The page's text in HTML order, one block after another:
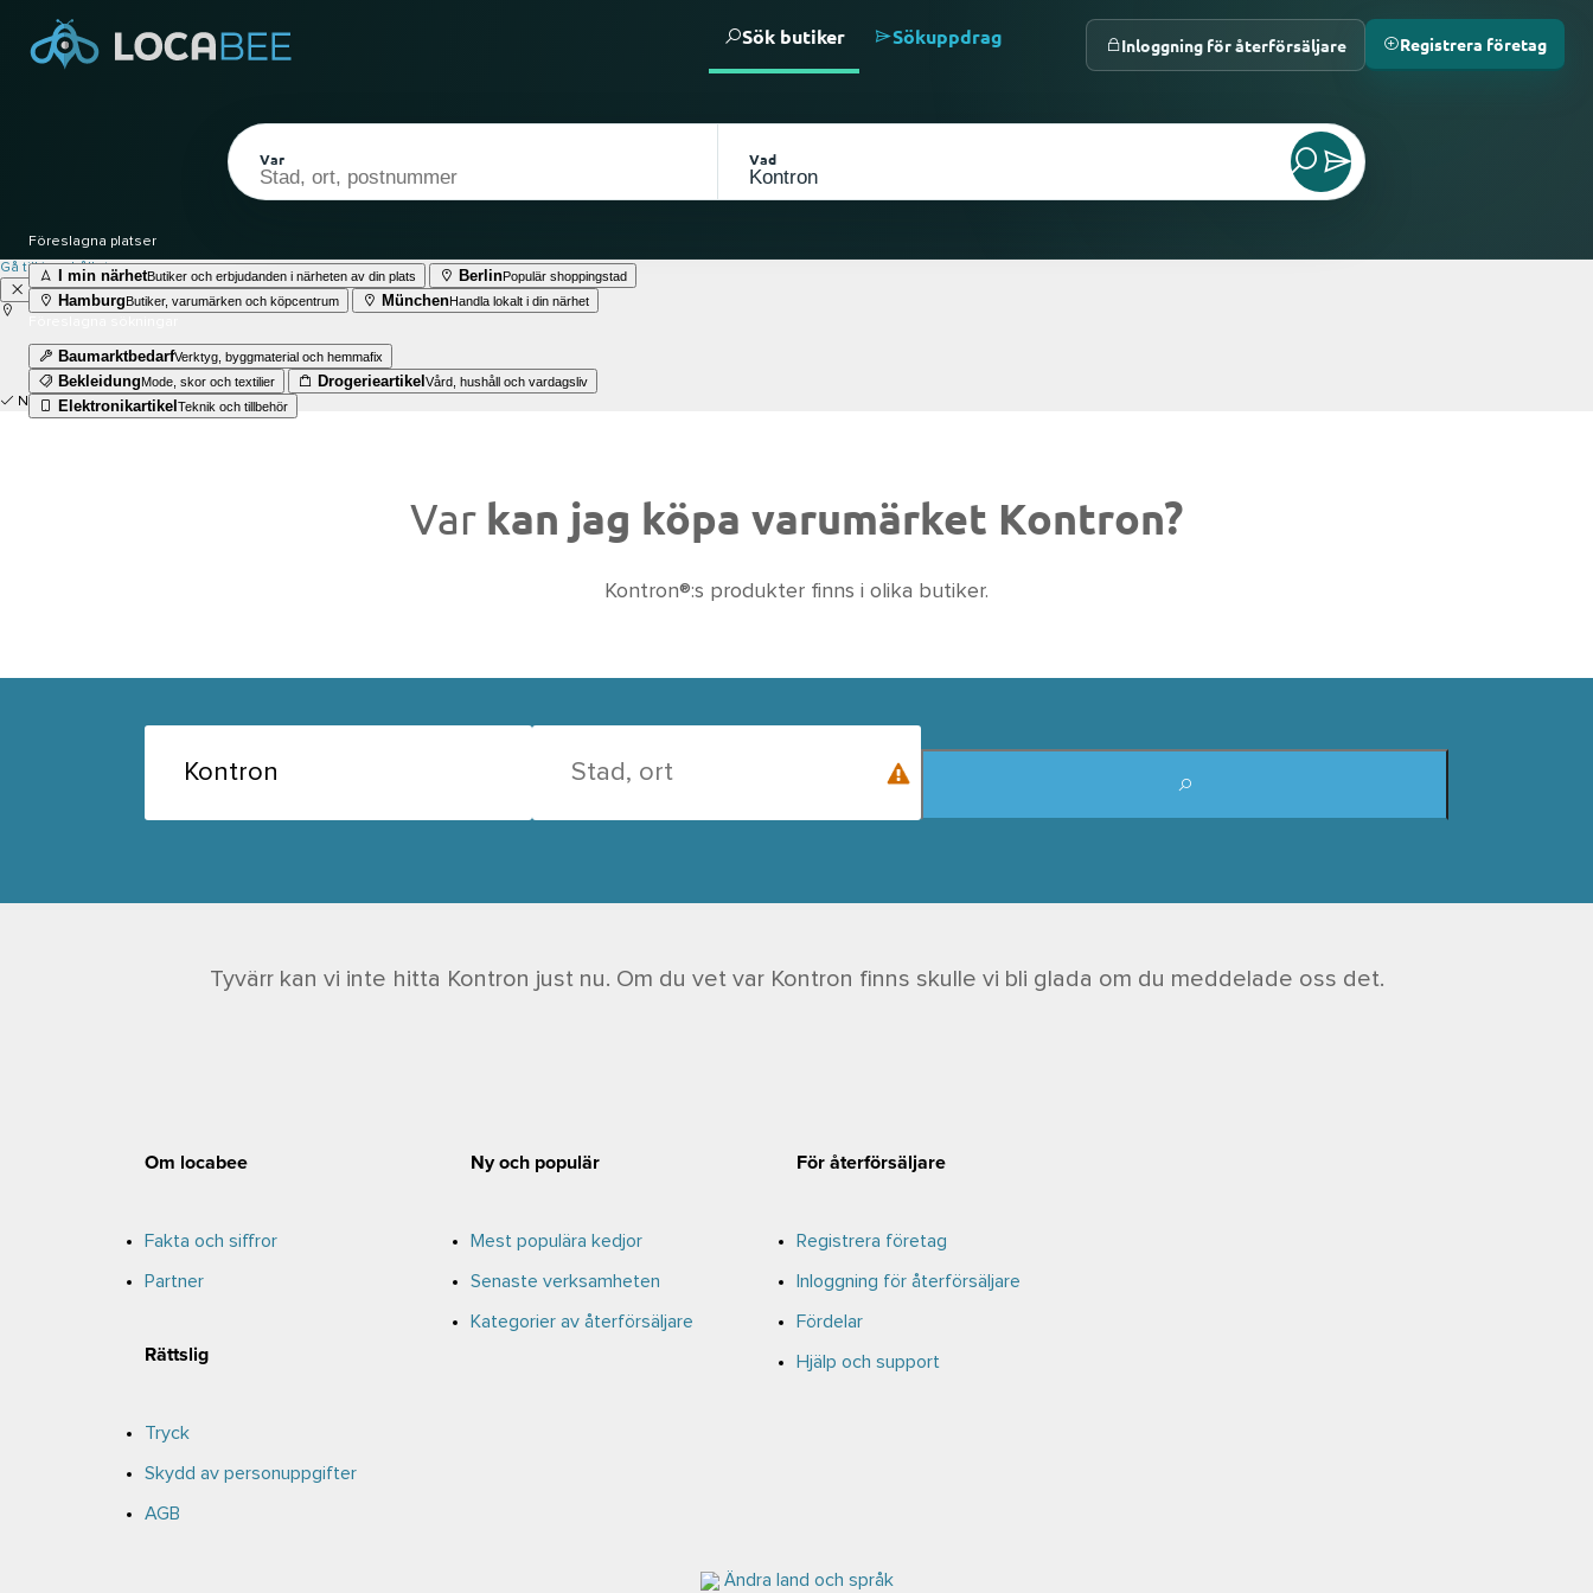
Gå till innehållet
Sök butiker Sökuppdrag
Var Vad
Föreslagna platser
I min närhetButiker och erbjudanden i närheten av din plats BerlinPopulär shoppingstad
HamburgButiker, varumärken och köpcentrum MünchenHandla lokalt i din närhet
BaumarktbedarfVerktyg, byggmaterial och hemmafix
BekleidungMode, skor och textilier Drogerieartikel Vård, hushåll och vardagsliv
Elektronikartikel Teknik och tillbehör
Inloggning för återförsäljare Registrera företag
Nuvarande plats
Var kan jag köpa varumärket Kontron?
Kontron®:s produkter finns i olika butiker.
Tyvärr kan vi inte hitta Kontron just nu. Om du vet var Kontron finns skulle vi bli glada om du meddelade oss det.
Om locabee
Fakta och siffror
Partner
Rättslig
Tryck
Skydd av personuppgifter
AGB
Ny och populär
Mest populära kedjor
Senaste verksamheten
Kategorier av återförsäljare
För återförsäljare
Registrera företag
Inloggning för återförsäljare
Fördelar
Hjälp och support
Ändra land och språk